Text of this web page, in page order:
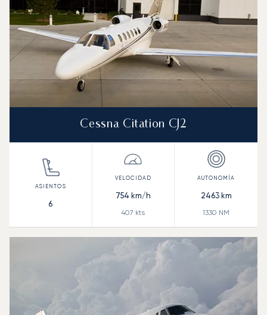
Cessna Citation CJ2
6
754 km/h
407 kts
2463km
1330 NM